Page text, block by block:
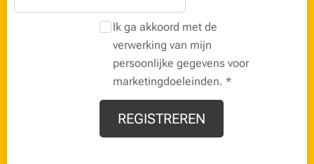
Ik ga akkoord met de
verwerking van mijn
persoonlijke gegevens voor
marketingdoeleinden.
REGISTREREN